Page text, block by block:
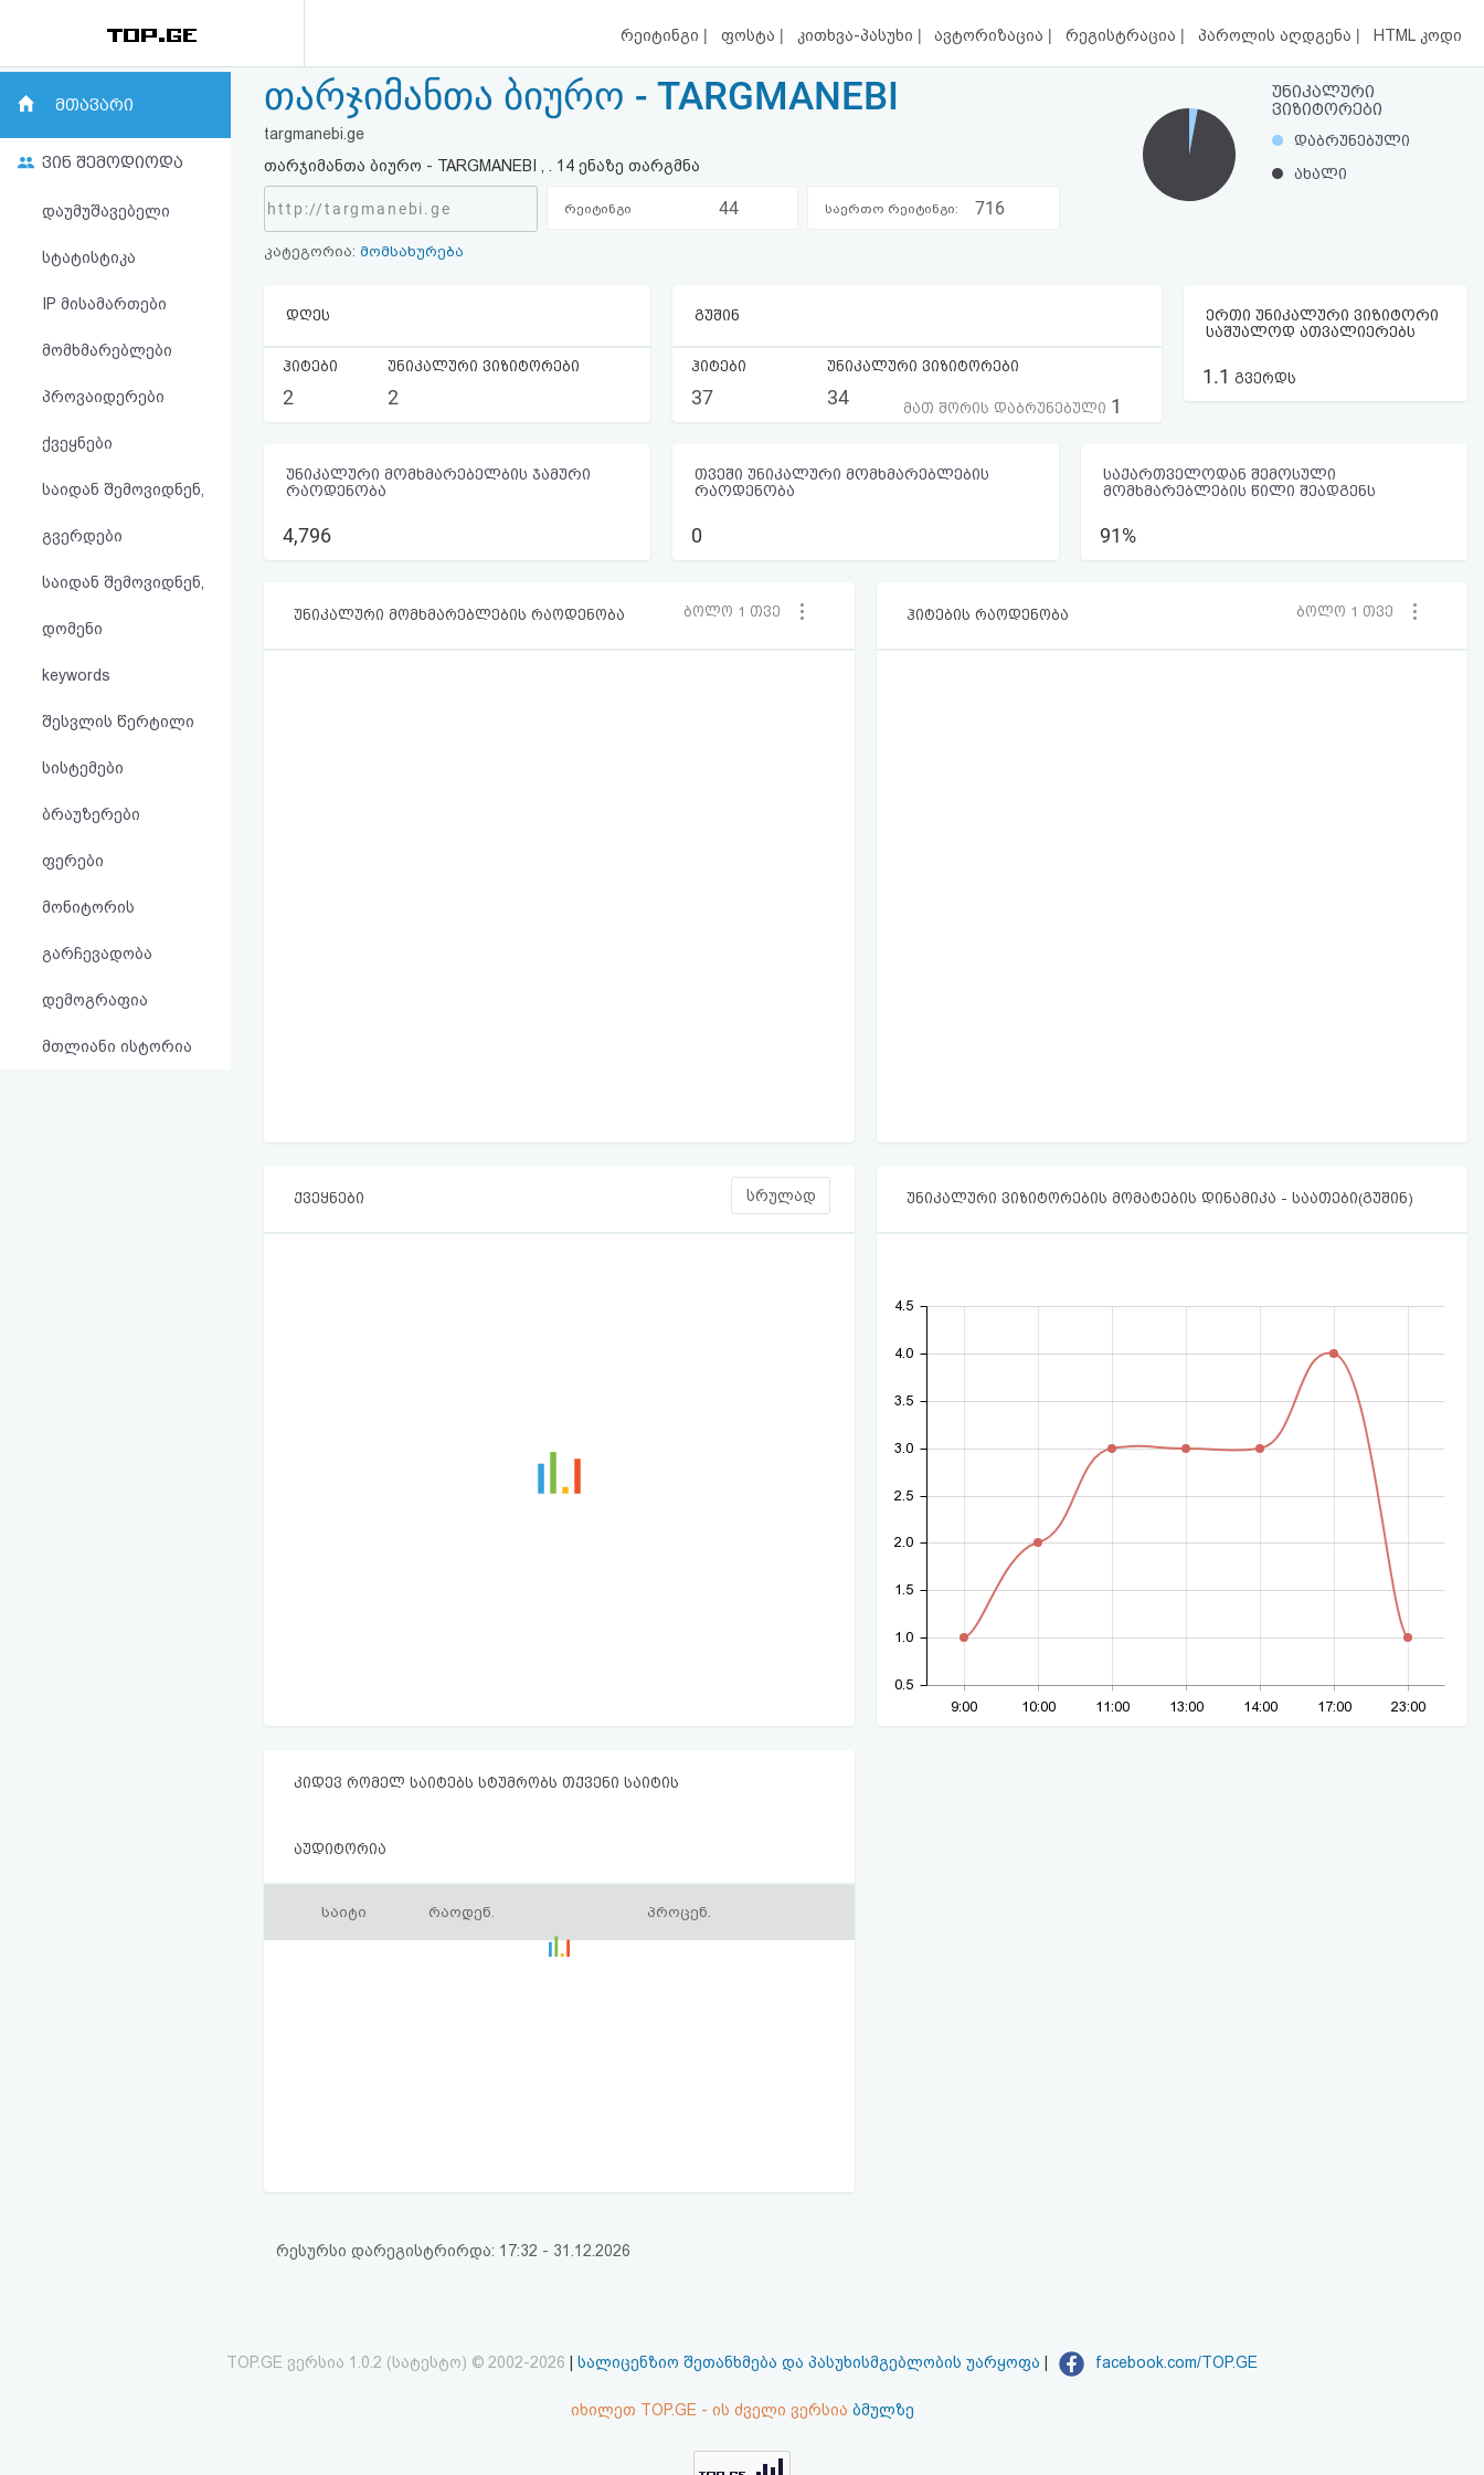
რეიტინგი | ფოსტა | კითხვა-პასუხი | ავტორიზაცია | რეგისტრაცია | პაროლის აღდგენა | HTML კოდი
რეიტინგი
(მთავარი)
კითხვა-
პასუხი
ავტორიზაცია
რეგისტრაცია
სალიცენზიო
შეთანხმება
მთავარი
ვინ შემოდიოდა
დაუმუშავებელი
სტატისტიკა
IP მისამართები
მომხმარებლები
პროვაიდერები
ქვეყნები
საიდან შემოვიდნენ,
გვერდები
საიდან შემოვიდნენ,
დომენი
keywords
შესვლის წერტილი
სისტემები
ბრაუზერები
ფერები
მონიტორის
გარჩევადობა
დემოგრაფია
მთლიანი ისტორია
თარჯიმანთა ბიურო - TARGMANEBI
targmanebi.ge
თარჯიმანთა ბიურო - TARGMANEBI , . 14 ენაზე თარგმნა
http://targmanebi.ge რეიტინგი 44 საერთო რეიტინგი: 716
კატეგორია: მომსახურება
უნიკალური
ვიზიტორები
დაბრუნებული
ახალი
დღეს
ჰიტები
2
უნიკალური ვიზიტორები
2
გუშინ
ჰიტები
37
უნიკალური ვიზიტორები
34 მათ შორის დაბრუნებული 1
ერთი უნიკალური ვიზიტორი
საშუალოდ ათვალიერებს
1.1 გვერდს
უნიკალური მომხმარებელბის ჯამური
რაოდენობა
4,796
თვეში უნიკალური მომხმარებლების
რაოდენობა
0
საქართველოდან შემოსული
მომხმარებლების წილი შეადგენს
91%
უნიკალური მომხმარებლების რაოდენობა ბოლო 1 თვე ჰიტების რაოდენობა ბოლო 1 თვე
ქვეყნები სრულად უნიკალური ვიზიტორების მომატების დინამიკა - საათები(გუშინ)
9:00 10:00 11:00 13:00 14:00 17:00 23:00
0.5
1.0
1.5
2.0
2.5
3.0
3.5
4.0
4.5
კიდევ რომელ საიტებს სტუმრობს თქვენი საიტის
აუდიტორია
საიტი რაოდენ. პროცენ.
რესურსი დარეგისტრირდა: 17:32 - 31.12.2026
TOP.GE ვერსია 1.0.2 (სატესტო) © 2002-2026 სალიცენზიო შეთანხმება და პასუხისმგებლობის უარყოფა facebook.com/TOP.GE
იხილეთ TOP.GE - ის ძველი ვერსია ბმულზე